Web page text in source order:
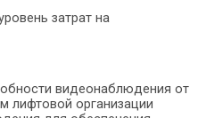
затрат на
видеонаблюдения от
лифтовой организации